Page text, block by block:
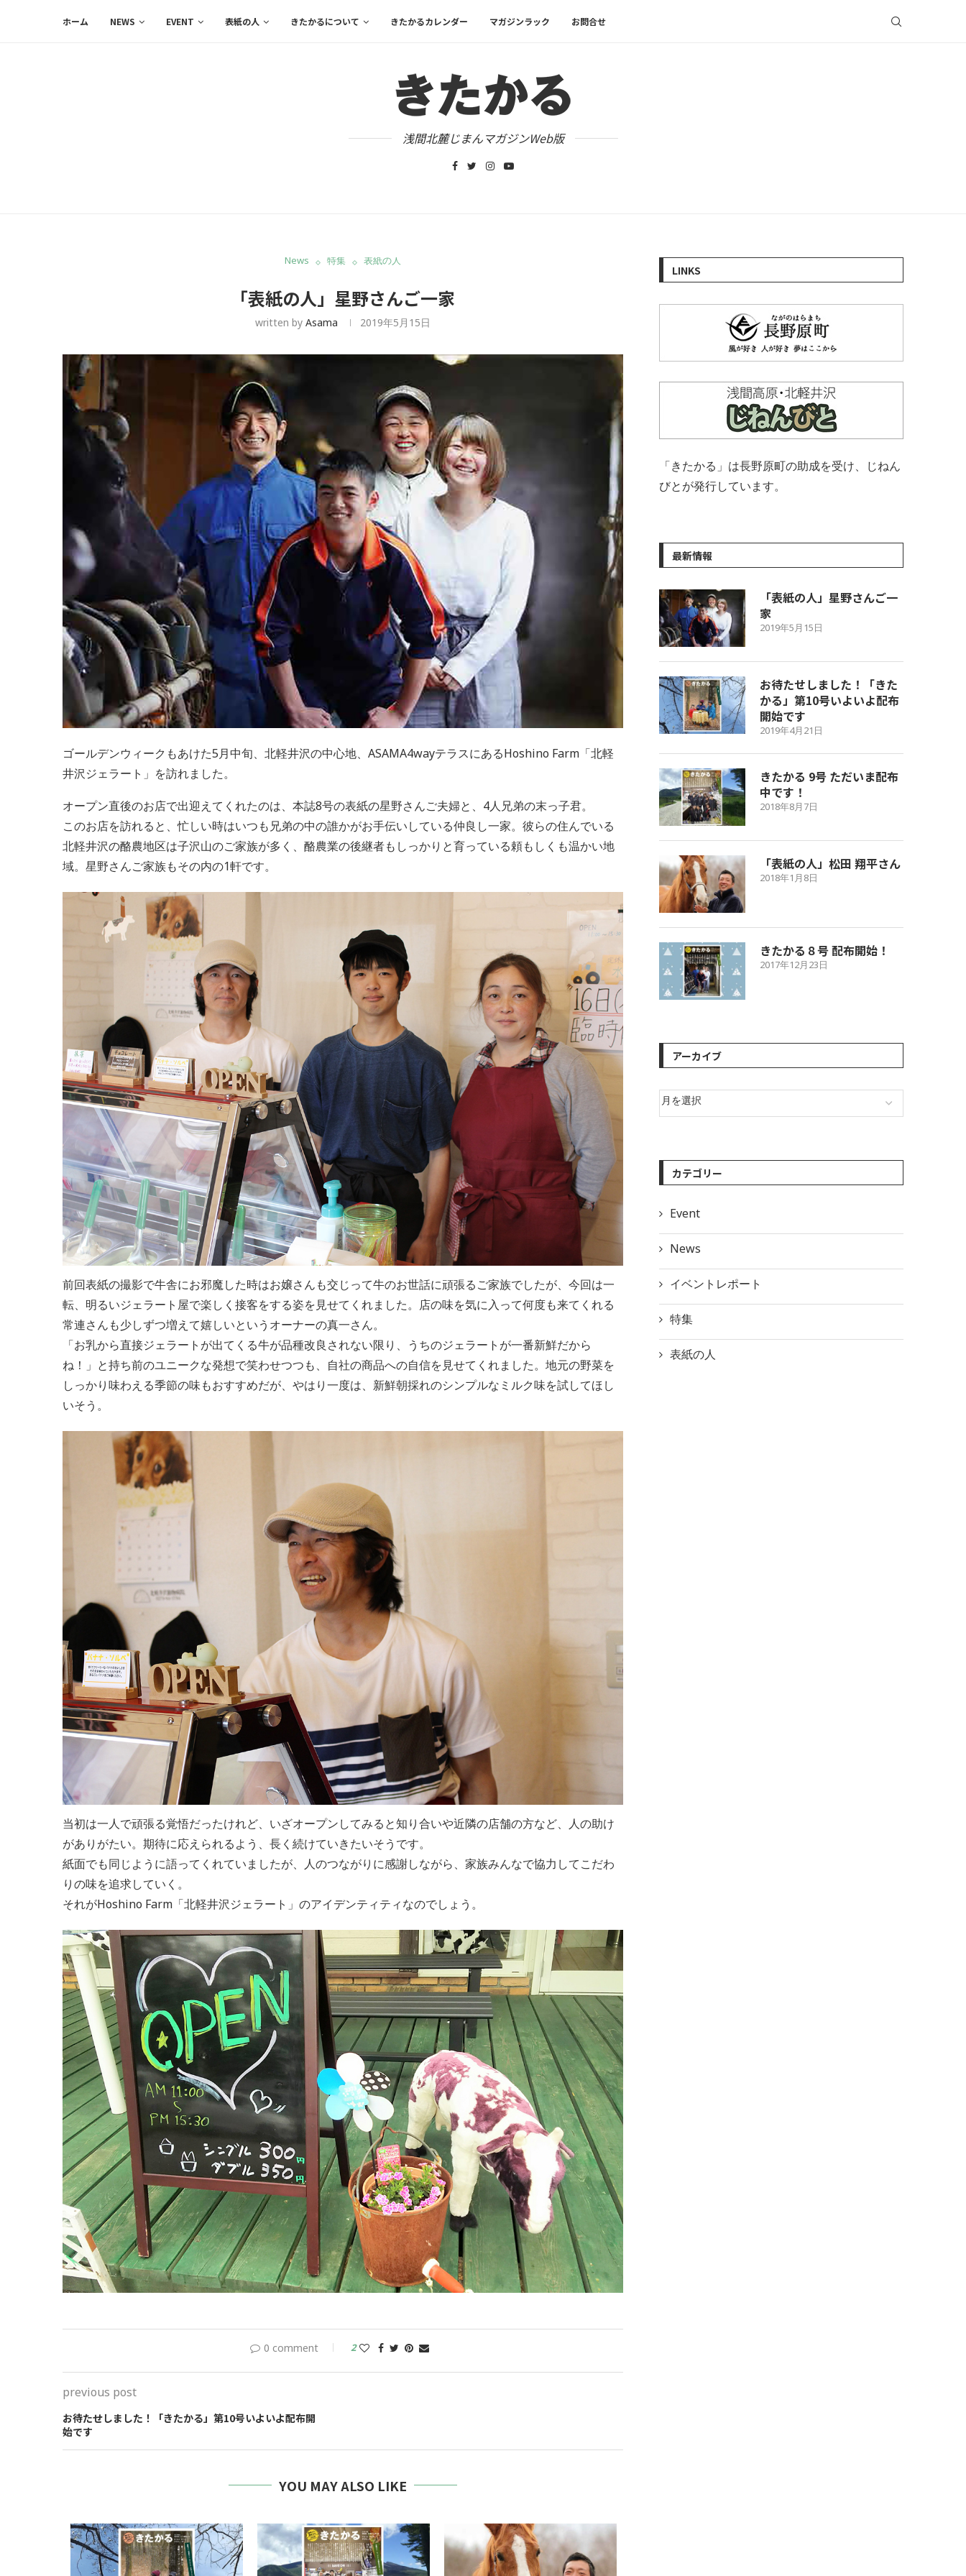
ホーム NEWS EVENT 表紙の人 きたかるについて きたかるカレンダー マガジンラック お問合せ
浅間北麓じまんマガジンWeb版
News 特集 表紙の人
「表紙の人」星野さんご一家
written byAsama 2019年5月15日
ゴールデンウィークもあけた5月中旬、北軽井沢の中心地、ASAMA4wayテラスにあるHoshino Farm「北軽
井沢ジェラート」を訪れました。
オープン直後のお店で出迎えてくれたのは、本誌8号の表紙の星野さんご夫婦と、4人兄弟の末っ子君。
このお店を訪れると、忙しい時はいつも兄弟の中の誰かがお手伝いしている仲良し一家。彼らの住んでいる
北軽井沢の酪農地区は子沢山のご家族が多く、酪農業の後継者もしっかりと育っている頼もしくも温かい地
域。星野さんご家族もその内の1軒です。
前回表紙の撮影で牛舎にお邪魔した時はお嬢さんも交じって牛のお世話に頑張るご家族でしたが、今回は一
転、明るいジェラート屋で楽しく接客をする姿を見せてくれました。店の味を気に入って何度も来てくれる
常連さんも少しずつ増えて嬉しいというオーナーの真一さん。
「お乳から直接ジェラートが出てくる牛が品種改良されない限り、うちのジェラートが一番新鮮だから
ね！」と持ち前のユニークな発想で笑わせつつも、自社の商品への自信を見せてくれました。地元の野菜を
しっかり味わえる季節の味もおすすめだが、やはり一度は、新鮮朝採れのシンプルなミルク味を試してほし
いそう。
当初は一人で頑張る覚悟だったけれど、いざオープンしてみると知り合いや近隣の店舗の方など、人の助け
がありがたい。期待に応えられるよう、長く続けていきたいそうです。
紙面でも同じように語ってくれていましたが、人のつながりに感謝しながら、家族みんなで協力してこだわ
りの味を追求していく。
それがHoshino Farm「北軽井沢ジェラート」のアイデンティティなのでしょう。
0 comment 2
previous post
お待たせしました！「きたかる」第10号いよいよ配布開
始です
YOU MAY ALSO LIKE
LINKS
「きたかる」は長野原町の助成を受け、じねん
びとが発行しています。
最新情報
「表紙の人」星野さんご一
家
2019年5月15日
お待たせしました！「きた
かる」第10号いよいよ配布
開始です
2019年4月21日
きたかる 9号 ただいま配布
中です！
2018年8月7日
「表紙の人」松田 翔平さん
2018年1月8日
きたかる８号 配布開始！
2017年12月23日
アーカイブ
カテゴリー
Event
News
イベントレポート
特集
表紙の人